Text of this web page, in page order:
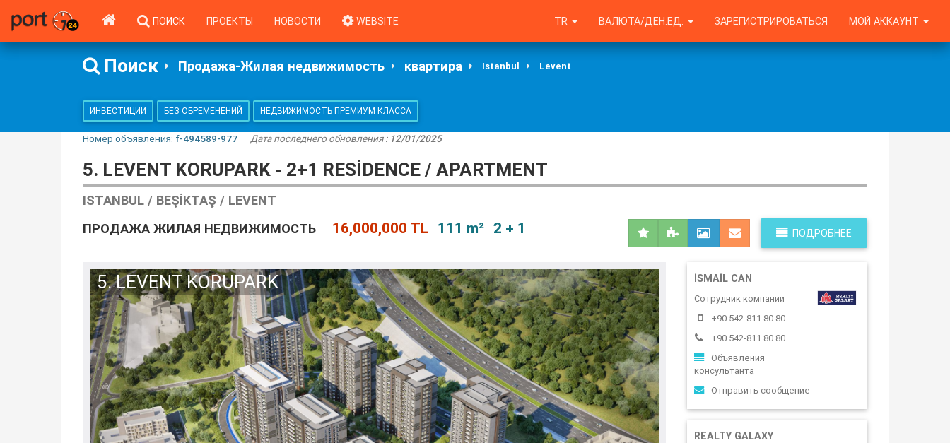
ПОИСК ПРОЕКТЫ НОВОСТИ WEBSITE МОЙ АККАУНТ
ЗАРЕГИСТРИРОВАТЬСЯ
ВАЛЮТА/ДЕН.ЕД.
TR
Поиск Продажа-Жилая недвижимость квартира Istanbul Levent
ИНВЕСТИЦИИ БЕЗ ОБРЕМЕНЕНИЙ НЕДВИЖИМОСТЬ ПРЕМИУМ КЛАССА
Номер объявления: f-494589-977 Дата последнего обновления : 12/01/2025
5. LEVENT KORUPARK - 2+1 RESİDENCE / APARTMENT
ISTANBUL / BEŞIKTAŞ / LEVENT
ПРОДАЖА ЖИЛАЯ НЕДВИЖИМОСТЬ
16,000,000 TL 111 m² 2 + 1 ПОДРОБНЕЕ
5. LEVENT KORUPARK İSMAIL CAN
Сотрудник компании
+90 542-811 80 80
+90 542-811 80 80
Объявления
консультанта
Отправить сообщение
REALTY GALAXY